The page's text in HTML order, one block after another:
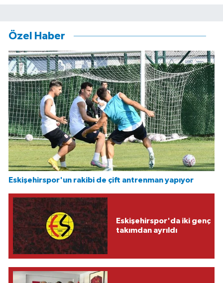
Özel Haber
Eskişehirspor'un rakibi de çift antrenman yapıyor
Eskişehirspor'da iki genç
takımdan ayrıldı